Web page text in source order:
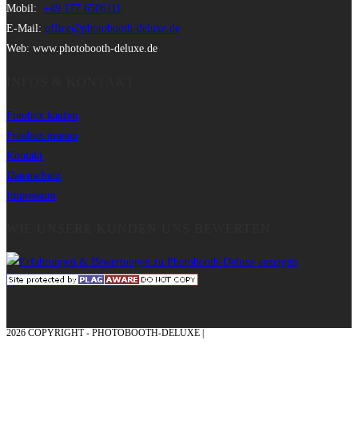
Mobil: +49 177 6506111
E-Mail: office@photobooth-deluxe.de
Web: www.photobooth-deluxe.de
Fotobox kaufen
Fotobox mieten
Kontakt
Datenschutz
Impressum
2026 COPYRIGHT - PHOTOBOOTH-DELUXE |